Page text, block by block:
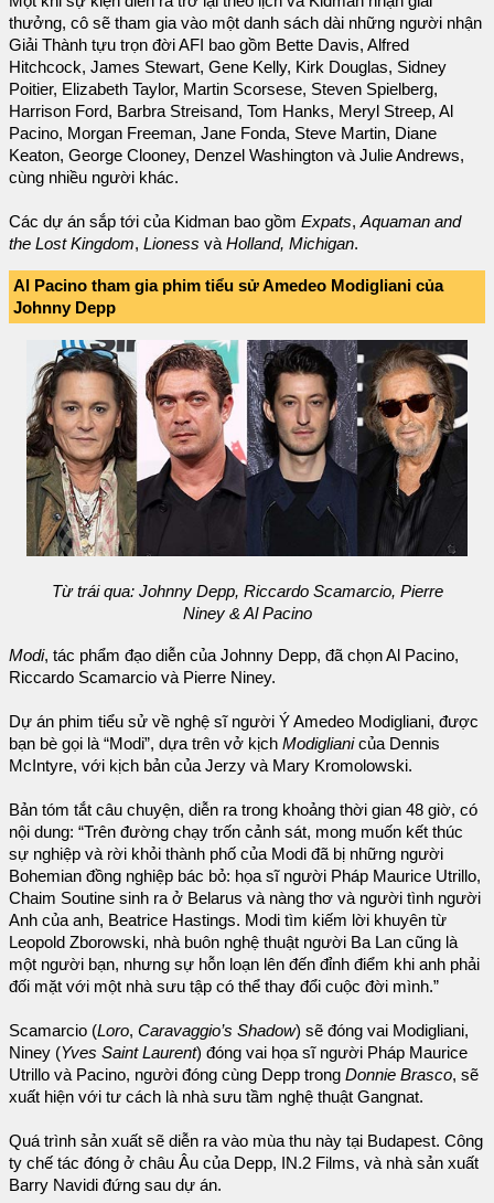
thưởng, cô sẽ tham gia vào một danh sách dài những người nhận
Giải Thành tựu trọn đời AFI bao gồm Bette Davis, Alfred
Hitchcock, James Stewart, Gene Kelly, Kirk Douglas, Sidney
Poitier, Elizabeth Taylor, Martin Scorsese, Steven Spielberg,
Harrison Ford, Barbra Streisand, Tom Hanks, Meryl Streep, Al
Pacino, Morgan Freeman, Jane Fonda, Steve Martin, Diane
Keaton, George Clooney, Denzel Washington và Julie Andrews,
cùng nhiều người khác.
Các dự án sắp tới của Kidman bao gồm Expats, Aquaman and
the Lost Kingdom, Lioness và Holland, Michigan.
Al Pacino tham gia phim tiểu sử Amedeo Modigliani của
Johnny Depp
Từ trái qua: Johnny Depp, Riccardo Scamarcio, Pierre
Niney & Al Pacino
Modi, tác phẩm đạo diễn của Johnny Depp, đã chọn Al Pacino,
Riccardo Scamarcio và Pierre Niney.
Dự án phim tiểu sử về nghệ sĩ người Ý Amedeo Modigliani, được
bạn bè gọi là “Modi”, dựa trên vở kịch Modiglianicủa Dennis
McIntyre, với kịch bản của Jerzy và Mary Kromolowski.
Bản tóm tắt câu chuyện, diễn ra trong khoảng thời gian 48 giờ, có
nội dung: “Trên đường chạy trốn cảnh sát, mong muốn kết thúc
sự nghiệp và rời khỏi thành phố của Modi đã bị những người
Bohemian đồng nghiệp bác bỏ: họa sĩ người Pháp Maurice Utrillo,
Chaim Soutine sinh ra ở Belarus và nàng thơ và người tình người
Anh của anh, Beatrice Hastings. Modi tìm kiếm lời khuyên từ
Leopold Zborowski, nhà buôn nghệ thuật người Ba Lan cũng là
một người bạn, nhưng sự hỗn loạn lên đến đỉnh điểm khi anh phải
đối mặt với một nhà sưu tập có thể thay đổi cuộc đời mình.”
Scamarcio (Loro, Caravaggio’s Shadow) sẽ đóng vai Modigliani,
Niney (Yves Saint Laurent) đóng vai họa sĩ người Pháp Maurice
Utrillo và Pacino, người đóng cùng Depp trong Donnie Brasco, sẽ
xuất hiện với tư cách là nhà sưu tầm nghệ thuật Gangnat.
Quá trình sản xuất sẽ diễn ra vào mùa thu này tại Budapest. Công
ty chế tác đóng ở châu Âu của Depp, IN.2 Films, và nhà sản xuất
Barry Navidi đứng sau dự án.